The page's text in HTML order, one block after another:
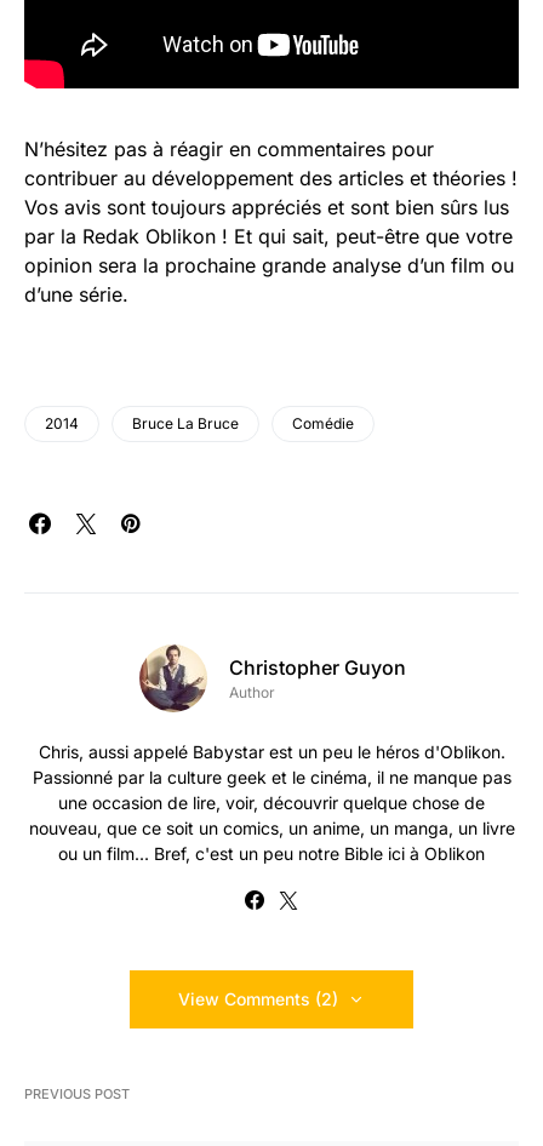
N’hésitez pas à réagir en commentaires pour
contribuer au développement des articles et théories !
Vos avis sont toujours appréciés et sont bien sûrs lus
par la Redak Oblikon ! Et qui sait, peut-être que votre
opinion sera la prochaine grande analyse d’un film ou
d’une série.
2014 Bruce La Bruce Comédie
Christopher Guyon
Author
Chris, aussi appelé Babystar est un peu le héros d'Oblikon.
Passionné par la culture geek et le cinéma, il ne manque pas
une occasion de lire, voir, découvrir quelque chose de
nouveau, que ce soit un comics, un anime, un manga, un livre
ou un film... Bref, c'est un peu notre Bible ici à Oblikon
View Comments (2)
PREVIOUS POST